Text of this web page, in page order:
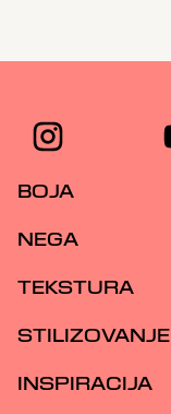
BOJA
NEGA
TEKSTURA
STILIZOVANJE
INSPIRACIJA